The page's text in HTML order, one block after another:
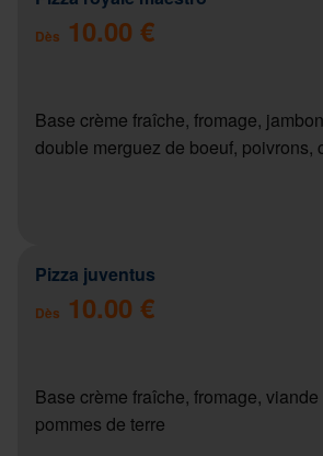
Dès 10.00 €
Base crème fraîche, fromage,
double merguez de boeuf, poivrons,
Pizza juventus
Dès 10.00 €
Base crème fraîche, fromage,
pommes de terre